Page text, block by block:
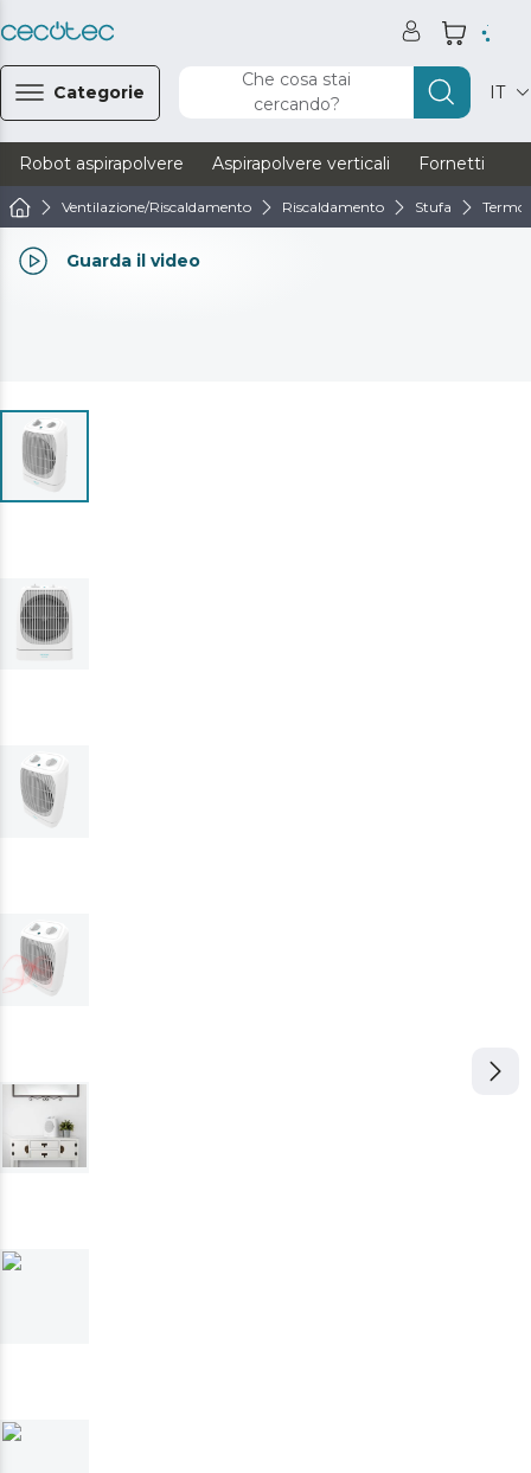
Categorie
Che cosa stai
cercando?
IT
Robot aspirapolvere Aspirapolvere verticali Fornetti
Ventilazione/Riscaldamento Riscaldamento Stufa
Guarda il video